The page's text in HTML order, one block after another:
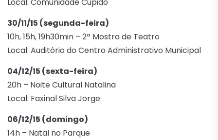
30/11/15 (segunda-feira)
10h, 15h, 19h30min – 2ª Mostra de Teatro
Local: Auditório do Centro Administrativo Municipal
04/12/15 (sexta-feira)
20h – Noite Cultural Natalina
Local: Faxinal Silva Jorge
06/12/15 (domingo)
14h – Natal no Parque